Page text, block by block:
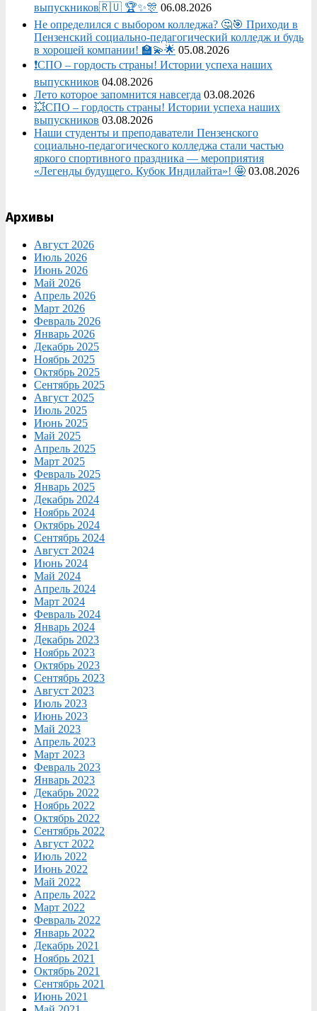
выпускников🇷🇺 🏆✨🎊 06.08.2026
Не определился с выбором колледжа? 🤔🎯 Приходи в
Пензенский социально-педагогический колледж и будь
в хорошей компании! 🏫💫🌟 05.08.2026
❗СПО – гордость страны! Истории успеха наших
выпускников 04.08.2026
Лето которое запомнится навсегда 03.08.2026
💥СПО – гордость страны! Истории успеха наших
выпускников 03.08.2026
Наши студенты и преподаватели Пензенского
социально‑педагогического колледжа стали частью
яркого спортивного праздника — мероприятия
«Легенды будущего. Кубок Индилайта»! 🤩 03.08.2026
Архивы
Август 2026
Июль 2026
Июнь 2026
Май 2026
Апрель 2026
Март 2026
Февраль 2026
Январь 2026
Декабрь 2025
Ноябрь 2025
Октябрь 2025
Сентябрь 2025
Август 2025
Июль 2025
Июнь 2025
Май 2025
Апрель 2025
Март 2025
Февраль 2025
Январь 2025
Декабрь 2024
Ноябрь 2024
Октябрь 2024
Сентябрь 2024
Август 2024
Июнь 2024
Май 2024
Апрель 2024
Март 2024
Февраль 2024
Январь 2024
Декабрь 2023
Ноябрь 2023
Октябрь 2023
Сентябрь 2023
Август 2023
Июль 2023
Июнь 2023
Май 2023
Апрель 2023
Март 2023
Февраль 2023
Январь 2023
Декабрь 2022
Ноябрь 2022
Октябрь 2022
Сентябрь 2022
Август 2022
Июль 2022
Июнь 2022
Май 2022
Апрель 2022
Март 2022
Февраль 2022
Январь 2022
Декабрь 2021
Ноябрь 2021
Октябрь 2021
Сентябрь 2021
Июнь 2021